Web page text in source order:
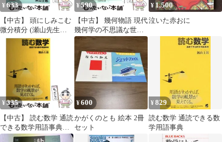
¥633
【中古】 頭にしみこむ
微分積分 (瀬山先生の
数学講義シリーズ) / 瀬
山士郎 / 技術評論社
¥590
【中古】 幾何物語 現代
幾何学の不思議な世界
（ちくま学芸文庫） /
瀬山 士郎 / 筑摩書房
¥ 1,500
泣いた赤おに
¥335
【中古】 読む数学 通読
できる数学用語事典
（読んで楽しむ教科
¥600
かがくのとも 絵本 2冊
セット
¥829
読む数学 通読できる数
学用語事典